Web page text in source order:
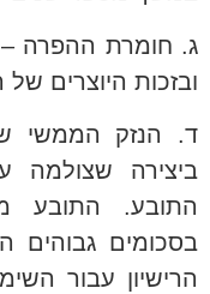
ג. חומרת ההפרה
ובזכות היוצרים
ד. הנזק הממשי
ביצירה שצולמה
התובע. התובע
בסכומים גבוהים
הרישיון עבור